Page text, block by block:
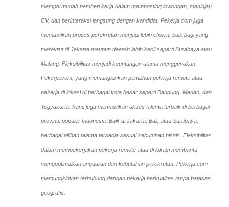
mempermudah pemberi kerja dalam memposting lowongan, meninjau
CV, dan berinteraksi langsung dengan kandidat. Pekerja.com juga
memastikan proses perekrutan menjadi lebih efisien, baik bagi yang
merekrut di Jakarta maupun daerah lebih kecil seperti Surabaya atau
Malang. Fleksibilitas menjadi keuntungan utama menggunakan
Pekerja.com, yang memungkinkan pemilihan pekerja remote atau
pekerja di lokasi di berbagai kota besar seperti Bandung, Medan, dan
Yogyakarta. Kami juga memastikan akses talenta terbaik di berbagai
provinsi populer Indonesia. Baik di Jakarta, Bali, atau Surabaya,
berbagai pilihan talenta tersedia sesuai kebutuhan bisnis. Fleksibilitas
dalam mempekerjakan pekerja remote atau di lokasi membantu
mengoptimalkan anggaran dan kebutuhan perekrutan. Pekerja.com
memungkinkan terhubung dengan pekerja berkualitas tanpa batasan
geografis.